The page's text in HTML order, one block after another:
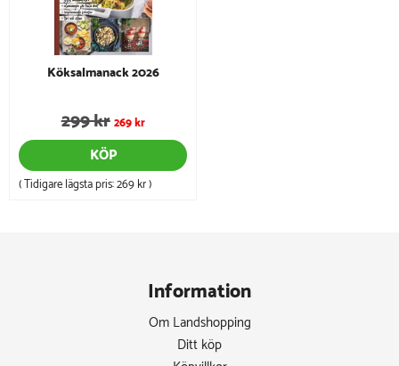
Köksalmanack 2026
299 kr 269 kr
KÖP
( Tidigare lägsta pris:269 kr)
Information
Om Landshopping
Ditt köp